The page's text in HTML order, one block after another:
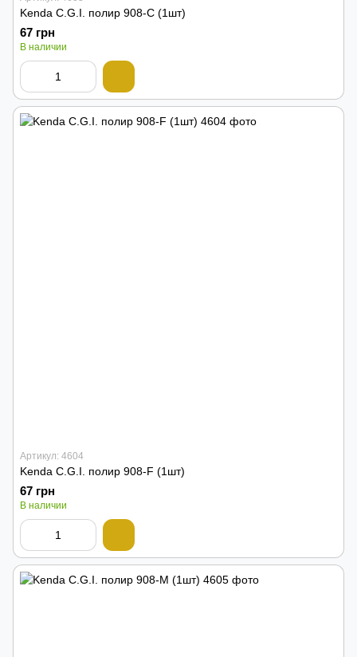
Kenda C.G.I. полир 908-C (1шт)
67 грн
В наличии
Артикул: 4604
Kenda C.G.I. полир 908-F (1шт)
67 грн
В наличии